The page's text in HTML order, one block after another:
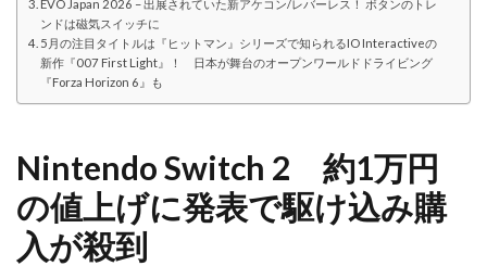
EVO Japan 2026 – 出展されていた新アケコン/レバーレス！ ボタンのトレ
ンドは磁気スイッチに
5月の注目タイトルは『ヒットマン』シリーズで知られるIO Interactiveの
新作『007 First Light』！ 日本が舞台のオープンワールドドライビング
『Forza Horizon 6』も
Nintendo Switch 2 約1万円
の値上げに発表で駆け込み購
入が殺到